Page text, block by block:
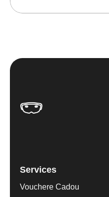
Services
Vouchere Cadou